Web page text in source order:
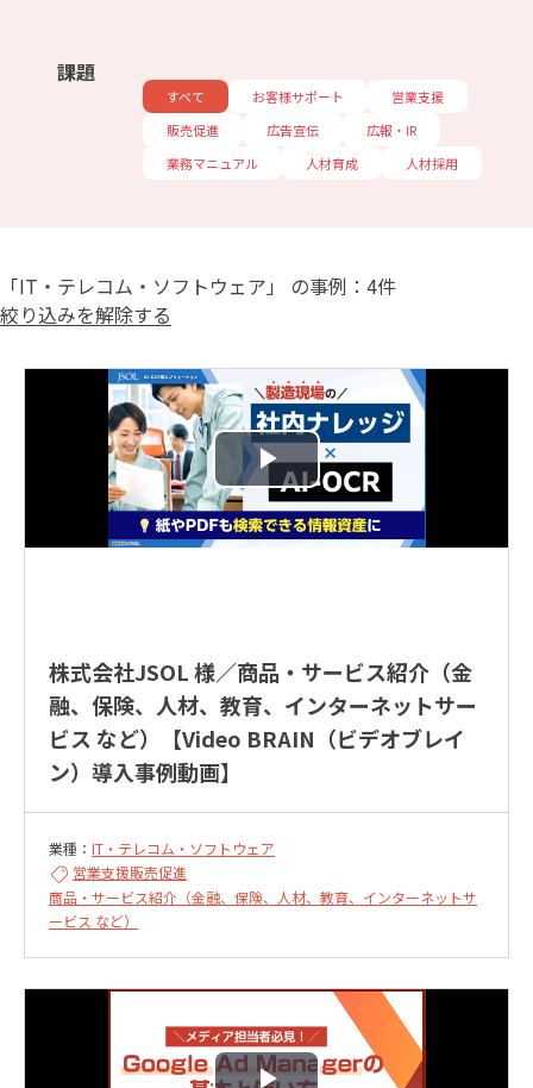
課題
すべて お客様サポート
営業支援
販売促進
広告宣伝
広報・IR
業務マニュアル
人材育成 人材採用
「IT・テレコム・ソフトウェア」 の事例：4件
絞り込みを解除する
株式会社JSOL 様／商品・サービス紹介（金
融、保険、人材、教育、インターネットサー
ビス など）【Video BRAIN（ビデオブレイ
ン）導入事例動画】
業種： IT・テレコム・ソフトウェア
営業支援販売促進
商品・サービス紹介（金融、保険、人材、教育、インターネットサ
ービス など）